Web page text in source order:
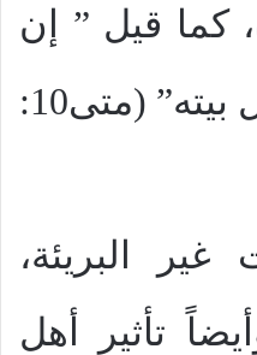
كما قيل ” إن
أعداء الإنسان أهل بيته” (متى10:
البريئة،
تأثير أهل